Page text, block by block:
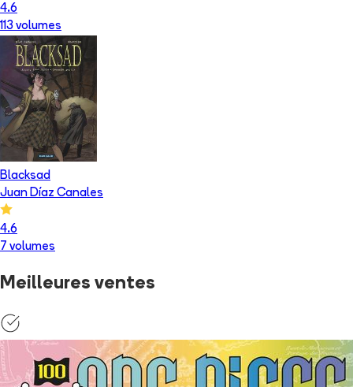
4.6
113 volumes
Blacksad
Juan Díaz Canales
4.6
7 volumes
Meilleures ventes